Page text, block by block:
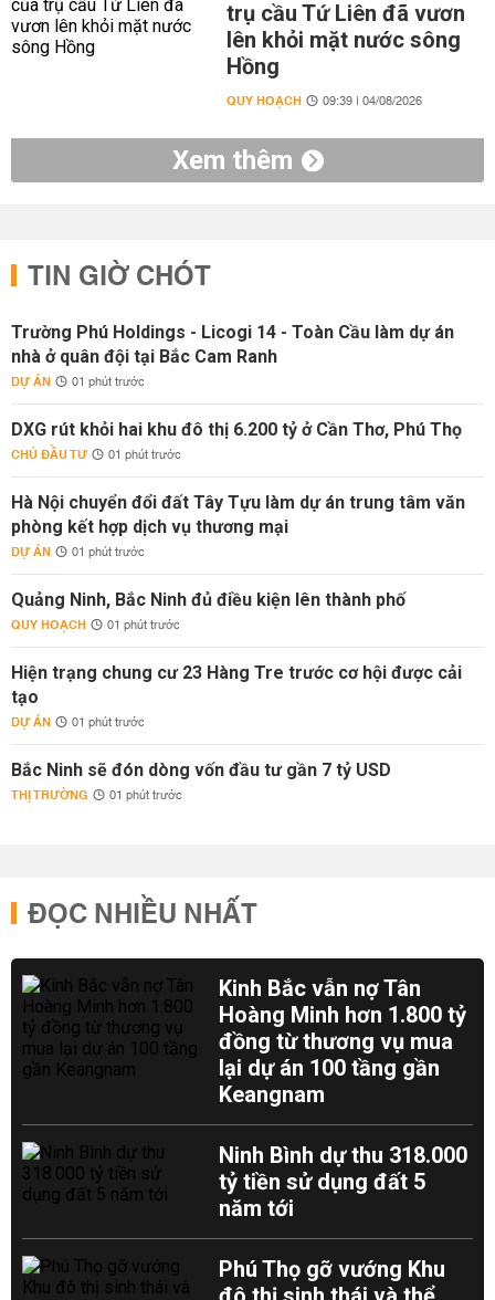
trụ cầu Tứ Liên đã vươn
lên khỏi mặt nước sông
Hồng
QUY HOẠCH 09:39 | 04/08/2026
Xem thêm
TIN GIỜ CHÓT
Trường Phú Holdings - Licogi 14 - Toàn Cầu làm dự án
nhà ở quân đội tại Bắc Cam Ranh
DỰ ÁN 01 phút trước
DXG rút khỏi hai khu đô thị 6.200 tỷ ở Cần Thơ, Phú Thọ
CHỦ ĐẦU TƯ 01 phút trước
Hà Nội chuyển đổi đất Tây Tựu làm dự án trung tâm văn
phòng kết hợp dịch vụ thương mại
DỰ ÁN 01 phút trước
Quảng Ninh, Bắc Ninh đủ điều kiện lên thành phố
QUY HOẠCH 01 phút trước
Hiện trạng chung cư 23 Hàng Tre trước cơ hội được cải
tạo
DỰ ÁN 01 phút trước
Bắc Ninh sẽ đón dòng vốn đầu tư gần 7 tỷ USD
THỊ TRƯỜNG 01 phút trước
ĐỌC NHIỀU NHẤT
Kinh Bắc vẫn nợ Tân
Hoàng Minh hơn 1.800 tỷ
đồng từ thương vụ mua
lại dự án 100 tầng gần
Keangnam
Ninh Bình dự thu 318.000
tỷ tiền sử dụng đất 5
năm tới
Phú Thọ gỡ vướng Khu